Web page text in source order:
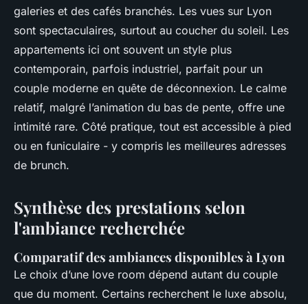
galeries et des cafés branchés. Les vues sur Lyon
sont spectaculaires, surtout au coucher du soleil. Les
appartements ici ont souvent un style plus
contemporain, parfois industriel, parfait pour un
couple moderne en quête de déconnexion. Le calme
relatif, malgré l’animation du bas de pente, offre une
intimité rare. Côté pratique, tout est accessible à pied
ou en funiculaire - y compris les meilleures adresses
de brunch.
Synthèse des prestations selon
l'ambiance recherchée
Comparatif des ambiances disponibles à Lyon
Le choix d’une love room dépend autant du couple
que du moment. Certains recherchent le luxe absolu,